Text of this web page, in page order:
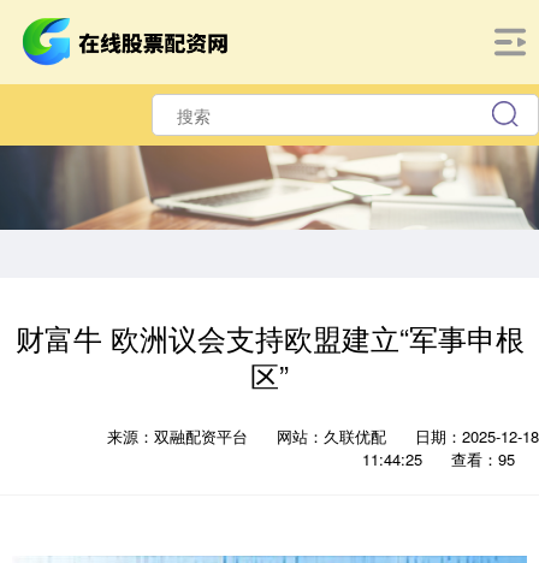
财富牛 欧洲议会支持欧盟建立“军事申根
区”
来源：双融配资平台 网站：久联优配
日期：2025-12-18
11:44:25
查看：95